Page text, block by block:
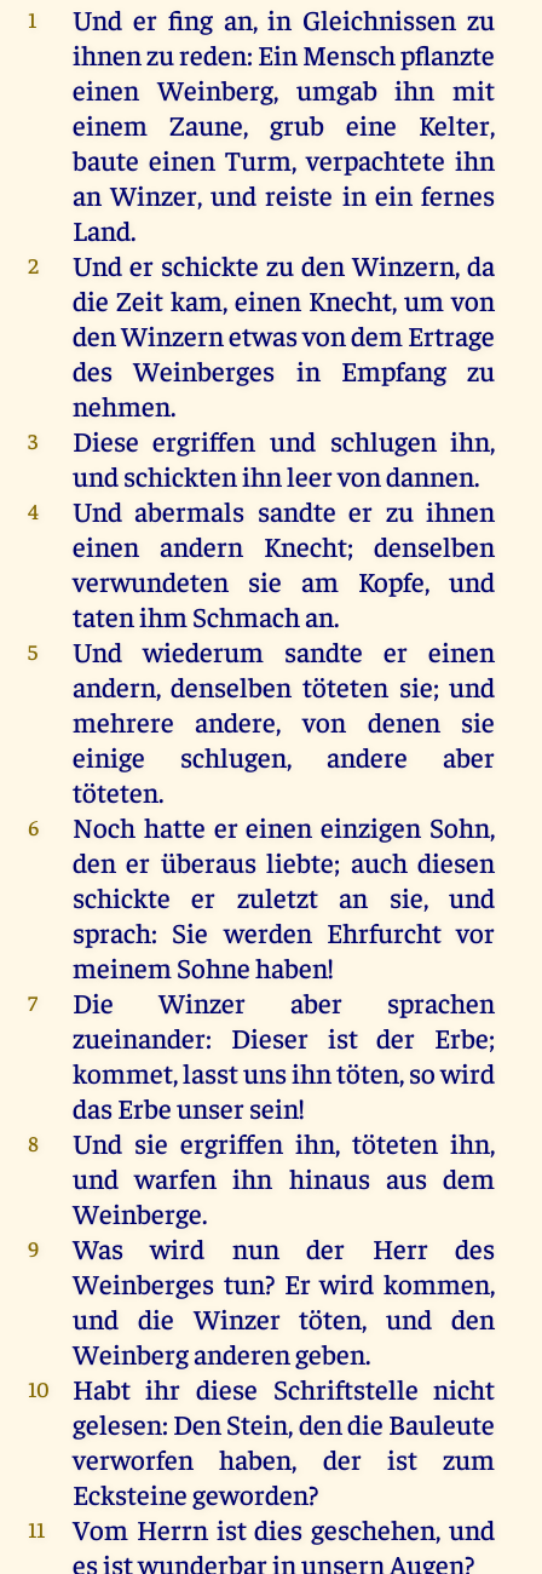
1
Und er fing an, in Gleichnissen zu
ihnen zu reden: Ein Mensch pflanzte
einen Weinberg, umgab ihn mit
einem Zaune, grub eine Kelter,
baute einen Turm, verpachtete ihn
an Winzer, und reiste in ein fernes
Land.
2
Und er schickte zu den Winzern, da
die Zeit kam, einen Knecht, um von
den Winzern etwas von dem Ertrage
des Weinberges in Empfang zu
nehmen.
3
Diese ergriffen und schlugen ihn,
und schickten ihn leer von dannen.
4
Und abermals sandte er zu ihnen
einen andern Knecht; denselben
verwundeten sie am Kopfe, und
taten ihm Schmach an.
5
Und wiederum sandte er einen
andern, denselben töteten sie; und
mehrere andere, von denen sie
einige schlugen, andere aber
töteten.
6
Noch hatte er einen einzigen Sohn,
den er überaus liebte; auch diesen
schickte er zuletzt an sie, und
sprach: Sie werden Ehrfurcht vor
meinem Sohne haben!
7
Die Winzer aber sprachen
zueinander: Dieser ist der Erbe;
kommet, lasst uns ihn töten, so wird
das Erbe unser sein!
8
Und sie ergriffen ihn, töteten ihn,
und warfen ihn hinaus aus dem
Weinberge.
9
Was wird nun der Herr des
Weinberges tun? Er wird kommen,
und die Winzer töten, und den
Weinberg anderen geben.
10
Habt ihr diese Schriftstelle nicht
gelesen: Den Stein, den die Bauleute
verworfen haben, der ist zum
Ecksteine geworden?
11
Vom Herrn ist dies geschehen, und
es ist wunderbar in unsern Augen?